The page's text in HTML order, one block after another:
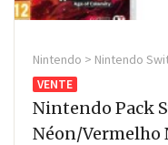
Nintendo > Nintendo
VENTE
Nintendo Pack
Néon/Vermelho